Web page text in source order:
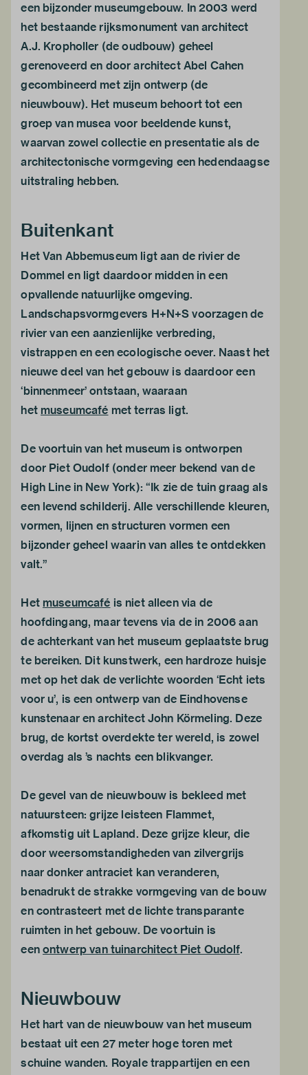
een bijzonder museumgebouw. In 2003 werd
het bestaande rijksmonument van architect
A.J. Kropholler (de oudbouw) geheel
gerenoveerd en door architect Abel Cahen
gecombineerd met zijn ontwerp (de
nieuwbouw). Het museum behoort tot een
groep van musea voor beeldende kunst,
waarvan zowel collectie en presentatie als de
architectonische vormgeving een hedendaagse
uitstraling hebben.
Buitenkant
Het Van Abbemuseum ligt aan de rivier de
Dommel en ligt daardoor midden in een
opvallende natuurlijke omgeving.
Landschapsvormgevers H+N+S voorzagen de
rivier van een aanzienlijke verbreding,
vistrappen en een ecologische oever. Naast het
nieuwe deel van het gebouw is daardoor een
‘binnenmeer’ ontstaan, waaraan
het museumcafé met terras ligt.
De voortuin van het museum is ontworpen
door Piet Oudolf (onder meer bekend van de
High Line in New York): “Ik zie de tuin graag als
een levend schilderij. Alle verschillende kleuren,
vormen, lijnen en structuren vormen een
bijzonder geheel waarin van alles te ontdekken
valt.”
Het museumcafé is niet alleen via de
hoofdingang, maar tevens via de in 2006 aan
de achterkant van het museum geplaatste brug
te bereiken. Dit kunstwerk, een hardroze huisje
met op het dak de verlichte woorden ‘Echt iets
voor u’, is een ontwerp van de Eindhovense
kunstenaar en architect John Körmeling. Deze
brug, de kortst overdekte ter wereld, is zowel
overdag als ’s nachts een blikvanger.
De gevel van de nieuwbouw is bekleed met
natuursteen: grijze leisteen Flammet,
afkomstig uit Lapland. Deze grijze kleur, die
door weersomstandigheden van zilvergrijs
naar donker antraciet kan veranderen,
benadrukt de strakke vormgeving van de bouw
en contrasteert met de lichte transparante
ruimten in het gebouw. De voortuin is
eenontwerp van tuinarchitect Piet Oudolf.
Nieuwbouw
Het hart van de nieuwbouw van het museum
bestaat uit een 27 meter hoge toren met
schuine wanden. Royale trappartijen en een